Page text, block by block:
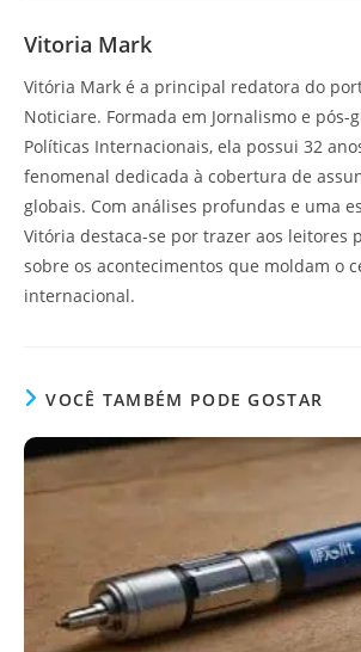
Vitoria Mark
Vitória Mark é a principal redatora do
Noticiare. Formada em Jornalismo e pós-
Políticas Internacionais, ela possui 32
fenomenal dedicada à cobertura de
globais. Com análises profundas e uma
Vitória destaca-se por trazer aos leitores
sobre os acontecimentos que moldam o
internacional.
VOCÊ TAMBÉM PODE GOSTAR